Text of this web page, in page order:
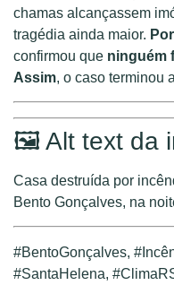
chamas alcançassem
tragédia ainda maior.
confirmou que ninguém
Assim, o caso terminou
🖼️ Alt text da
Casa destruída por
Bento Gonçalves, na
#BentoGonçalves,
#SantaHelena,